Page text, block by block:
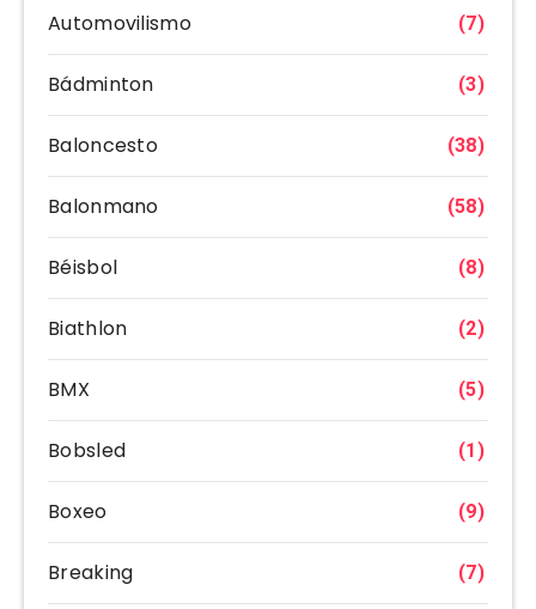
Automovilismo (7)
Bádminton (3)
Baloncesto (38)
Balonmano (58)
Béisbol (8)
Biathlon (2)
BMX (5)
Bobsled (1)
Boxeo (9)
Breaking (7)